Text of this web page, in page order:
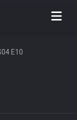
pieaug
E10